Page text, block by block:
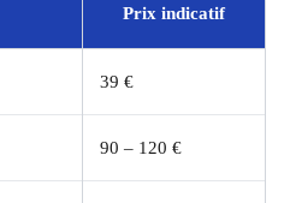
Prix indicatif
39 €
90 – 120 €